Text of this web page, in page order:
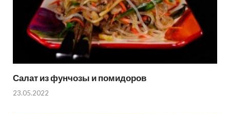
Салат из фунчозы и помидоров
23.05.2022